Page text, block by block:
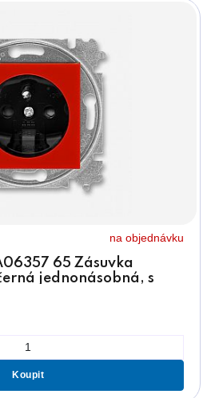
na objednávku
65 Zásuvka
jednonásobná, s
Koupit